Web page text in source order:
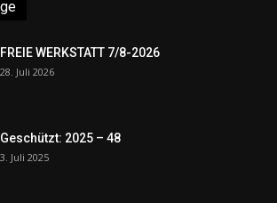
FREIE WERKSTATT 7/8-2026
28. Juli 2026
Geschützt: 2025 – 48
3. Juli 2025